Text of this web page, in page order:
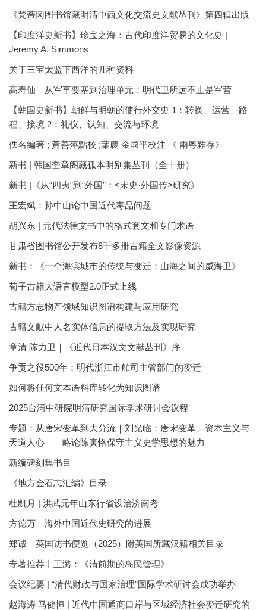
《梵蒂冈图书馆藏明清中西文化交流史文献丛刊》第四辑出版
【印度洋史新书】珍宝之海：古代印度洋贸易的文化史 |
Jeremy A. Simmons
关于三宝太监下西洋的几种资料
高寿仙｜从军事要塞到治理单元：明代卫所远不止是军营
【韩国史新书】朝鲜与明朝的使行外交史 1：转换、运营、路
程、接境 2：礼仪、认知、交流与环境
佚名編著 ; 黃善萍點校 ;葉農 金國平校注 《 兩粵雜存》
新书 | 韩国奎章阁藏孤本明别集丛刊（全十册）
新书 |《从“四夷”到“外国”：<宋史·外国传>研究》
王宏斌：孙中山论中国近代毒品问题
胡兴东 | 元代法律文书中的格式套文和专门术语
甘肃省图书馆公开发布8千多册古籍全文影像资源
新书：《一个海滨城市的传统与变迁：山海之间的威海卫》
荀子古籍大语言模型2.0正式上线
古籍方志物产领域知识图谱构建与应用研究
古籍文献中人名实体信息的提取方法及实现研究
章清 陈力卫｜《近代日本汉文文献丛刊》序
争贡之役500年：明代浙江市舶司主管部门的变迁
如何将任何文本语料库转化为知识图谱
2025台湾中研院明清研究国际学术研讨会议程
专题：从唐宋变革到大分流｜刘光临：唐宋变革、资本主义与
天道人心——略论陈寅恪保守主义史学思想的魅力
新编碑刻集书目
《地方金石志汇编》目录
杜凯月 | 洪武元年山东行省设治济南考
方徳万｜海外中国近代史研究的进展
郑诚｜英国访书便览（2025）附英国所藏汉籍相关目录
专著推荐丨王潞：《清前期的岛民管理》
会议纪要 | “清代财政与国家治理”国际学术研讨会成功举办
赵海涛 马健恒 | 近代中国通商口岸与区域经济社会变迁研究的